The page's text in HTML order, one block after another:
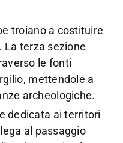
troiano a costituire
La terza sezione
le fonti
mettendole a
archeologiche.
dedicata ai territori
al passaggio